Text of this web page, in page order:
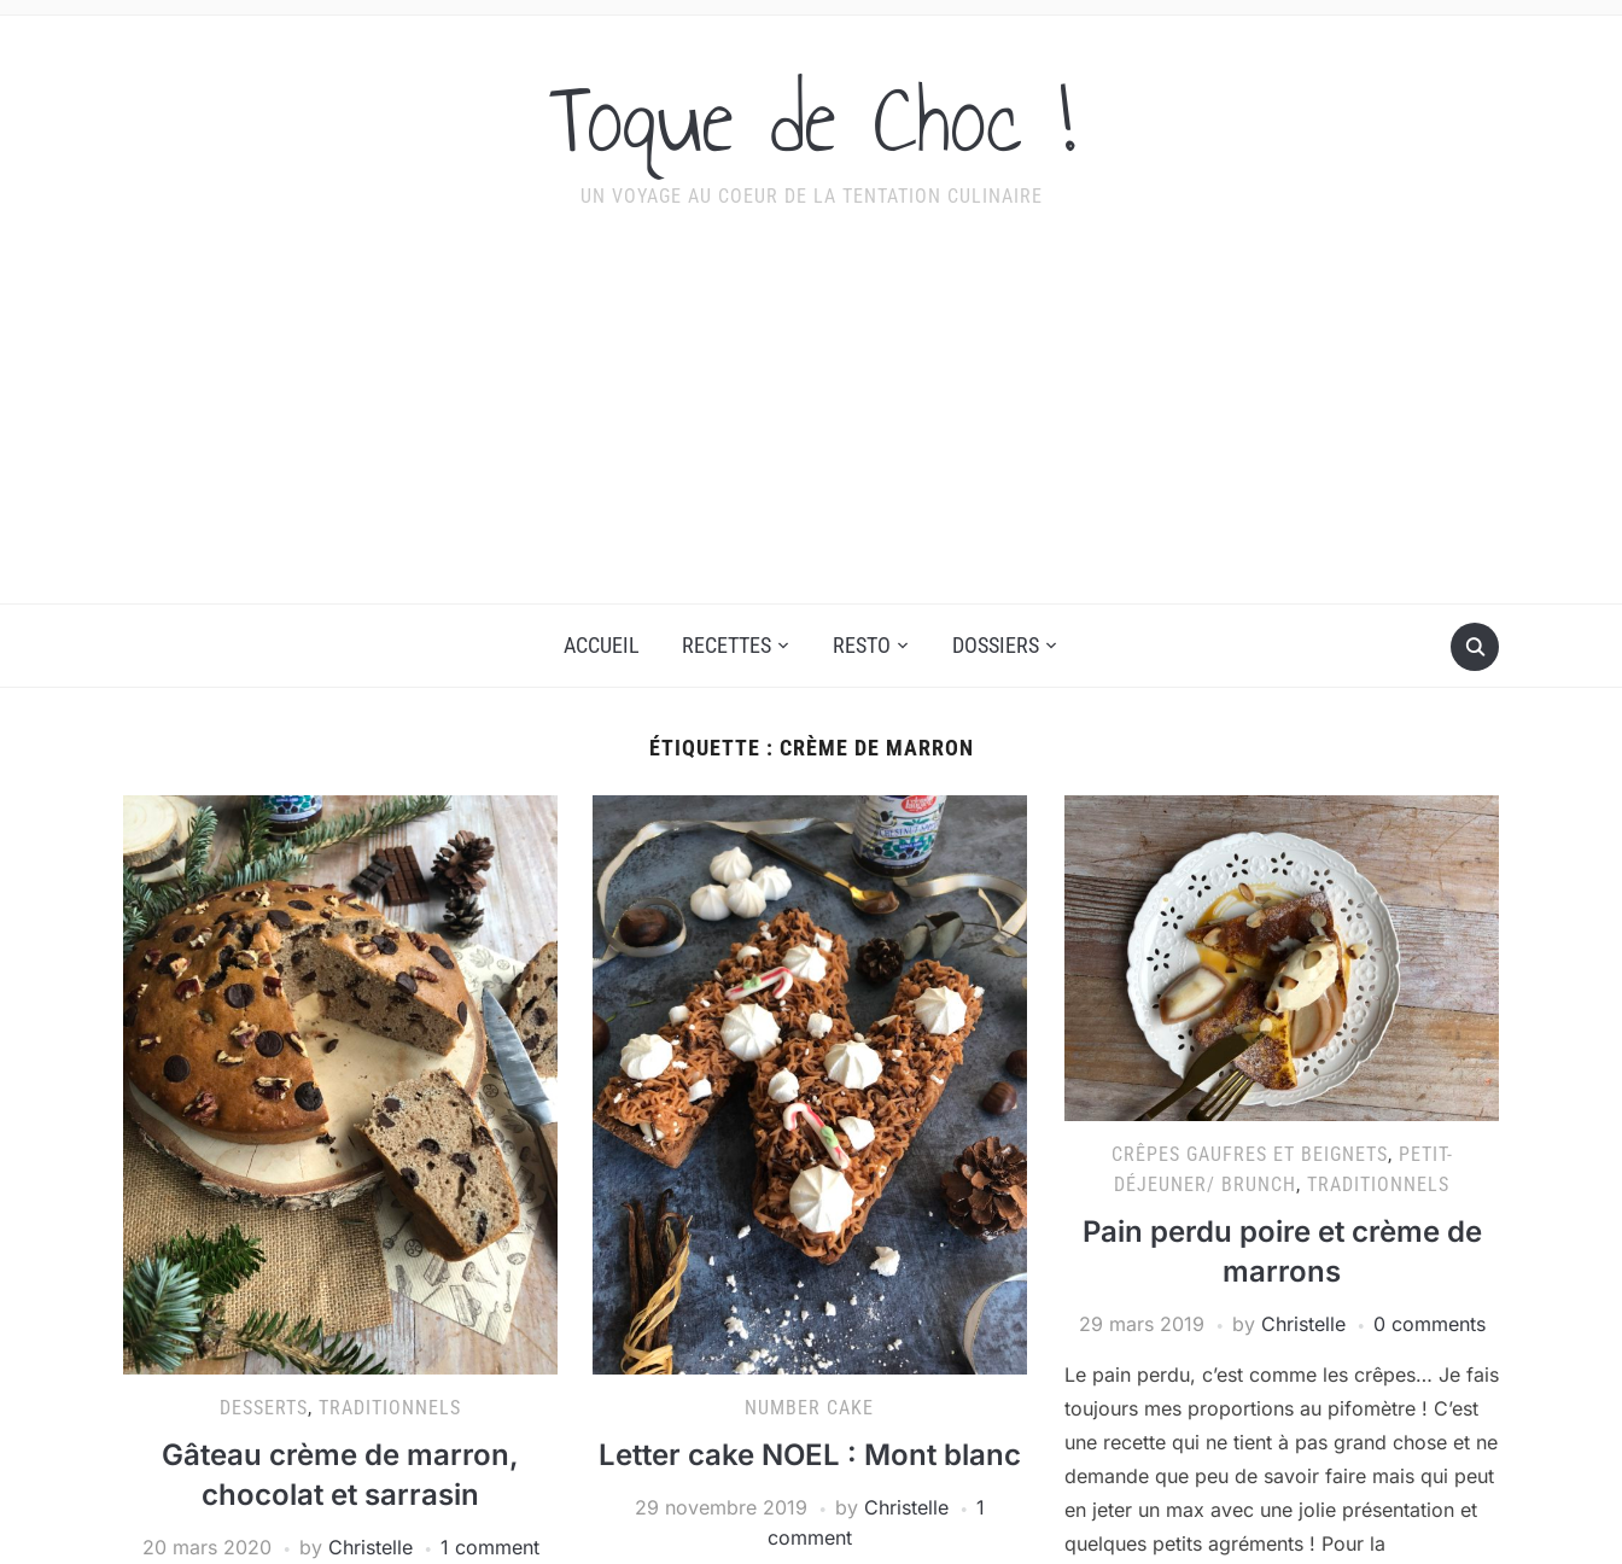
Toque de Choc !
UN VOYAGE AU COEUR DE LA TENTATION CULINAIRE
ACCUEIL RECETTES RESTO DOSSIERS
ÉTIQUETTE : CRÈME DE MARRON
DESSERTS, TRADITIONNELS
Gâteau crème de marron,
chocolat et sarrasin
20 mars 2020 by Christelle 1 comment
NUMBER CAKE
Letter cake NOEL : Mont blanc
29 novembre 2019 by Christelle
1
comment
CRÊPES GAUFRES ET BEIGNETS, PETIT-
DÉJEUNER/ BRUNCH, TRADITIONNELS
Pain perdu poire et crème de
marrons
29 mars 2019 by Christelle 0 comments
Le pain perdu, c’est comme les crêpes… Je fais
toujours mes proportions au pifomètre ! C’est
une recette qui ne tient à pas grand chose et ne
demande que peu de savoir faire mais qui peut
en jeter un max avec une jolie présentation et
quelques petits agréments ! Pour la